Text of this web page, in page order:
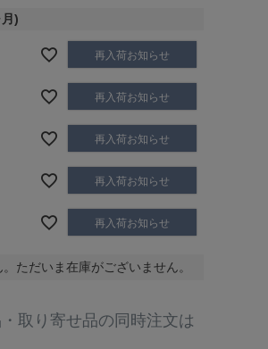
)
再入荷お知らせ
再入荷お知らせ
再入荷お知らせ
再入荷お知らせ
再入荷お知らせ
ただいま在庫がございません。
取り寄せ品の同時注文は